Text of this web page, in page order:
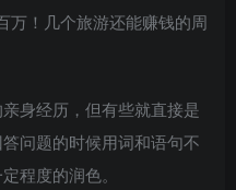
身经历，但有些就直接是
问题的时候用词和语句不
程度的润色。